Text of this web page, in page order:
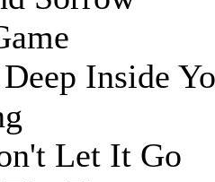
Inside
Let It Go